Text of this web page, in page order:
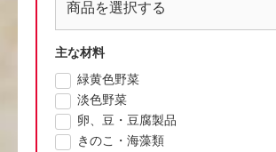
主な材料
緑黄色野菜
淡色野菜
卵、豆・豆腐製品
きのこ・海藻類